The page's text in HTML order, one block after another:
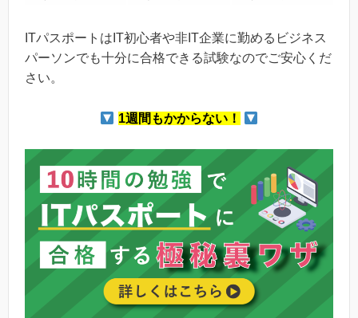
ITパスポートはIT初心者や非IT企業に勤めるビジネス
パーソンでも十分に合格できる試験なのでご安心くだ
さい。
1週間もかからない！